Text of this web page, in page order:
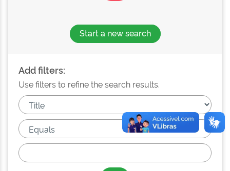
Start a new search
Add filters:
Use filters to refine the search results.